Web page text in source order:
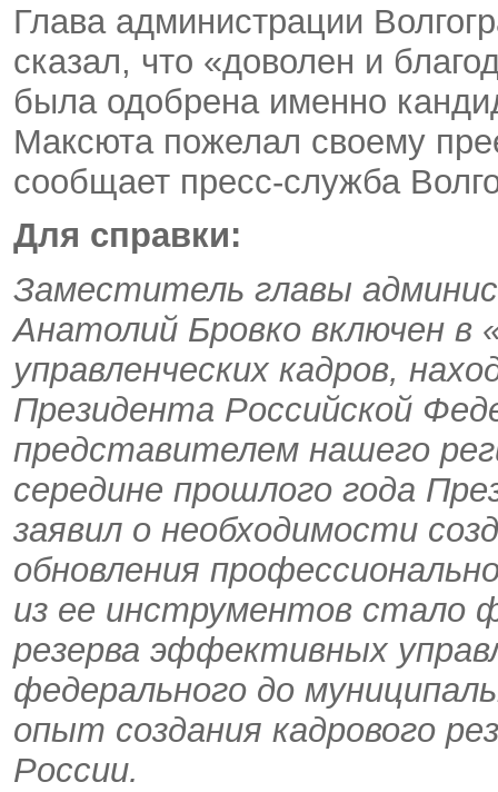
Глава администрации
сказал, что «доволен и
была одобрена именно
Максюта пожелал своему
сообщает пресс-служба
Для справки:
Заместитель главы
Анатолий Бровко включен в
управленческих кадров,
Президента Российской
представителем нашего
середине прошлого года
заявил о необходимости
обновления
из ее инструментов стало
резерва эффективных
федерального до
опыт создания кадрового
России.